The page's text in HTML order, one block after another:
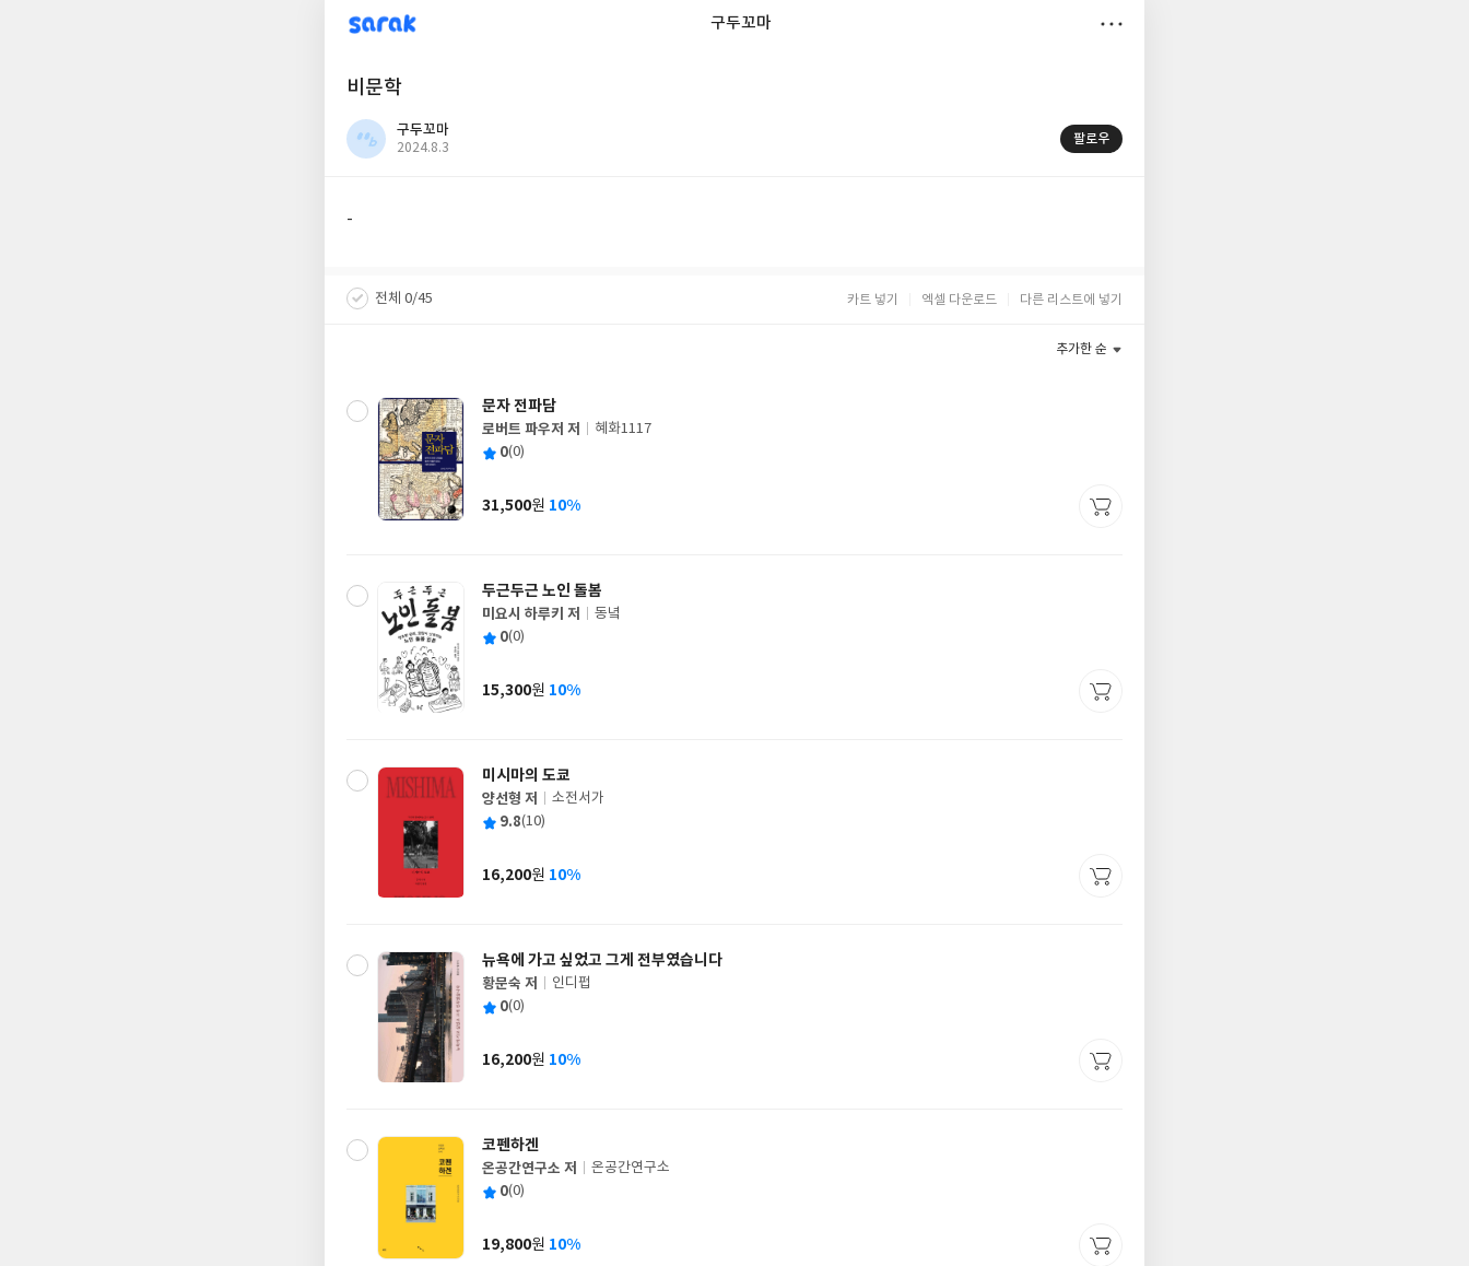
sarak 구두꼬마
비문학
구두꼬마
작
2024.8.3
팔로우
-
전체 0/45 카트 넣기 엑셀 다운로드 다른 리스트에 넣기
추가한 순
문자 전파담
글
쓴
로버트 파우저 저
출
사
혜화1117
평 0(0)
가
31,500원 10%
두근두근 노인 돌봄
글
쓴
미요시 하루키 저
출
사
동녘
평 0(0)
가
15,300원 10%
미시마의 도쿄
글
쓴
양선형 저
출
사
소전서가
평 9.8(10)
가
16,200원 10%
뉴욕에 가고 싶었고 그게 전부였습니다
글
쓴
황문숙 저
출
사
인디펍
평 0(0)
가
16,200원 10%
코펜하겐
글
쓴
온공간연구소 저
출
사
온공간연구소
평 0(0)
가
19,800원 10%